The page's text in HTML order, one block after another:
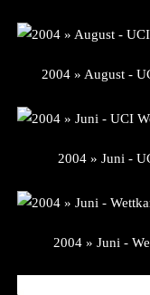
2004 » August -
2004 » Juni -
2004 » Juni -